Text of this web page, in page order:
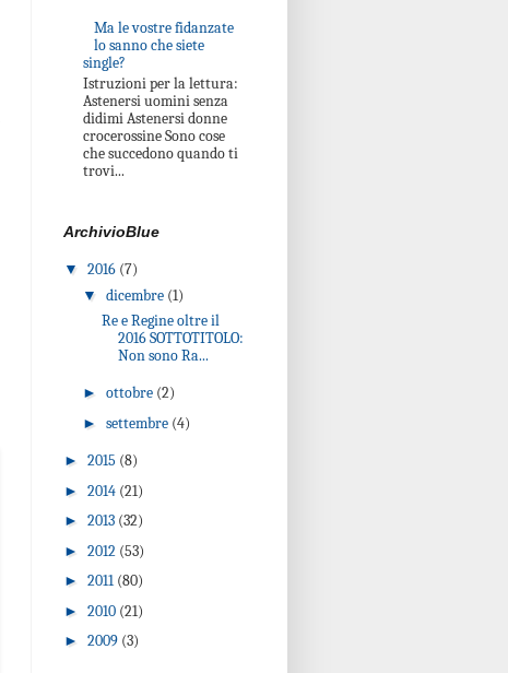
Ma le vostre fidanzate
lo sanno che siete
single?
Istruzioni per la lettura:
Astenersi uomini senza
didimi Astenersi donne
crocerossine Sono cose
che succedono quando ti
trovi...
ArchivioBlue
▼ 2016 (7)
▼ dicembre (1)
Re e Regine oltre il
2016 SOTTOTITOLO:
Non sono Ra...
► ottobre (2)
► settembre (4)
► 2015 (8)
► 2014 (21)
► 2013 (32)
► 2012 (53)
► 2011 (80)
► 2010 (21)
► 2009 (3)